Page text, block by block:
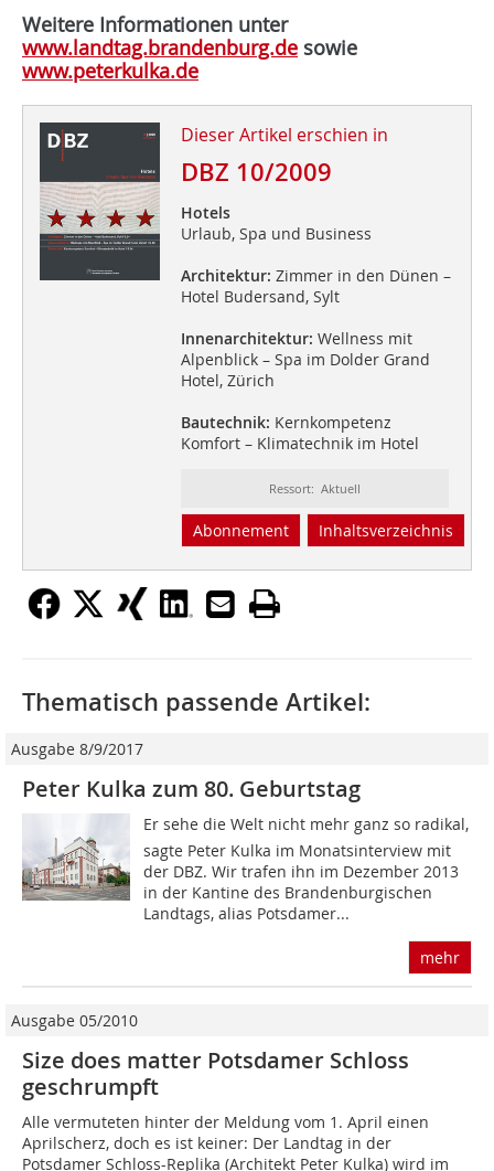
Weitere Informationen unter
www.landtag.brandenburg.de sowie
www.peterkulka.de
Dieser Artikel erschien in
DBZ 10/2009
Hotels
Urlaub, Spa und Business
Architektur: Zimmer in den Dünen –
Hotel Budersand, Sylt
Innenarchitektur: Wellness mit
Alpenblick – Spa im Dolder Grand
Hotel, Zürich
Bautechnik: Kernkompetenz
Komfort – Klimatechnik im Hotel
Ressort: Aktuell
Abonnement Inhaltsverzeichnis
Thematisch passende Artikel:
Ausgabe 8/9/2017
Peter Kulka zum 80. Geburtstag
Er sehe die Welt nicht mehr ganz so radikal,
sagte Peter Kulka im Monatsinterview mit
der DBZ. Wir trafen ihn im Dezember 2013
in der Kantine des Brandenburgischen
Landtags, alias Potsdamer...
mehr
Ausgabe 05/2010
Size does matter Potsdamer Schloss
geschrumpft
Alle vermuteten hinter der Meldung vom 1. April einen
Aprilscherz, doch es ist keiner: Der Landtag in der
Potsdamer Schloss-Replika (Architekt Peter Kulka) wird im